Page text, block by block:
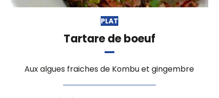
PLAT
Tartare de boeuf
Aux algues fraiches de Kombu et gingembre